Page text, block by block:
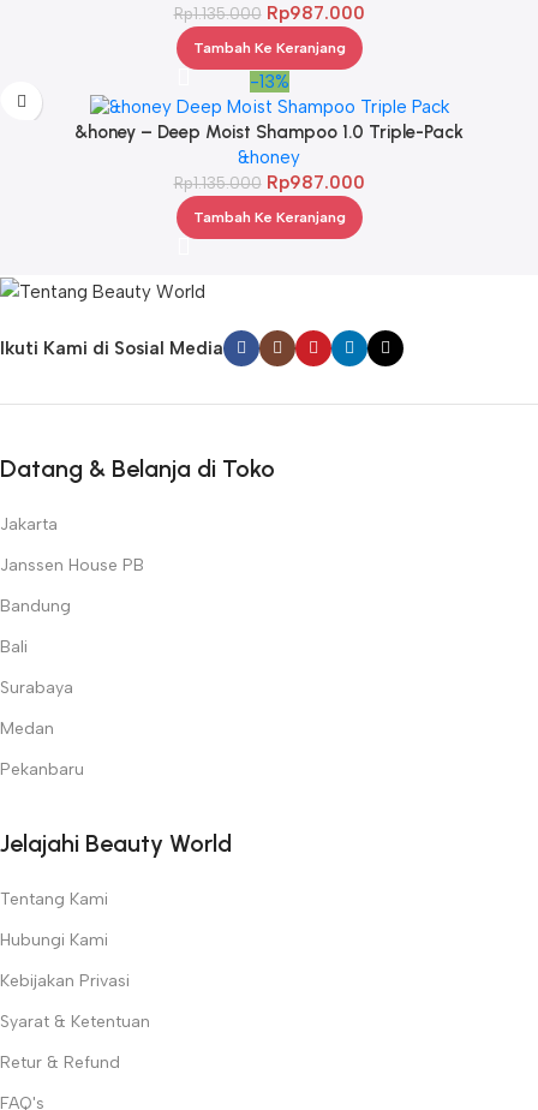
Rp1.135.000 Rp987.000
Tambah Ke Keranjang
-13%
&honey – Deep Moist Shampoo 1.0 Triple-Pack
&honey
Rp1.135.000 Rp987.000
Tambah Ke Keranjang
Ikuti Kami di Sosial Media
Datang & Belanja di Toko
Jakarta
Janssen House PB
Bandung
Bali
Surabaya
Medan
Pekanbaru
Jelajahi Beauty World
Tentang Kami
Hubungi Kami
Kebijakan Privasi
Syarat & Ketentuan
Retur & Refund
FAQ's